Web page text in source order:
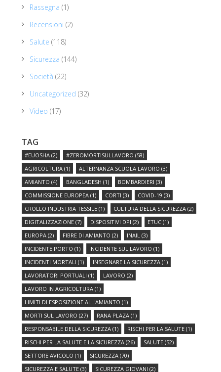
Rassegna (1)
Recensioni (2)
Salute (118)
Sicurezza (144)
Società (22)
Uncategorized (32)
Video (17)
TAG
#EUOSHA (2) #ZEROMORTISULLAVORO (58)
AGRICOLTURA (1) ALTERNANZA SCUOLA LAVORO (3)
AMIANTO (4) BANGLADESH (1) BOMBARDIERI (3)
COMMISSIONE EUROPEA (1) CORTI (3) COVID-19 (3)
CROLLO INDUSTRIA TESSILE (1) CULTURA DELLA SICUREZZA (2)
DIGITALIZZAZIONE (7) DISPOSITIVI DPI (2) ETUC (1)
EUROPA (2) FIBRE DI AMIANTO (2) INAIL (3)
INCIDENTE PORTO (1) INCIDENTE SUL LAVORO (1)
INCIDENTI MORTALI (1) INSEGNARE LA SICUREZZA (1)
LAVORATORI PORTUALI (1) LAVORO (2)
LAVORO IN AGRICOLTURA (1)
LIMITI DI ESPOSIZIONE ALL'AMIANTO (1)
MORTI SUL LAVORO (27) RANA PLAZA (1)
RESPONSABILE DELLA SICUREZZA (1) RISCHI PER LA SALUTE (1)
RISCHI PER LA SALUTE E LA SICUREZZA (26) SALUTE (52)
SETTORE AVICOLO (1) SICUREZZA (70)
SICUREZZA E SALUTE (3) SICUREZZA GIOVANI (2)